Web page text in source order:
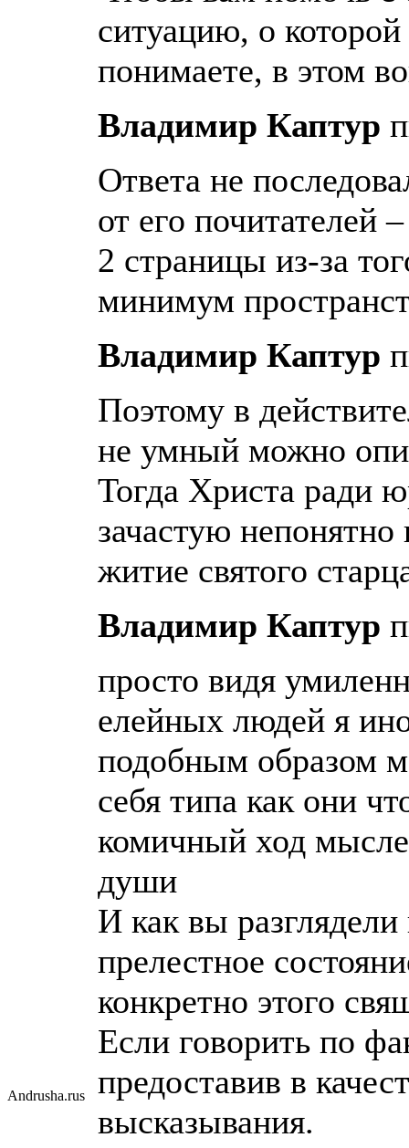
Andrusha.rus
ситуацию, о
понимаете, в этом
Владимир Каптур
Ответа не
от его почитателей
2 страницы из-за
минимум
Владимир Каптур
Поэтому в
не умный можно
Тогда Христа ради
зачастую
житие святого
Владимир Каптур
просто видя
елейных людей я
подобным образом
себя типа как они
комичный ход
души
И как вы
прелестное
конкретно этого
Если говорить по
предоставив в
высказывания.